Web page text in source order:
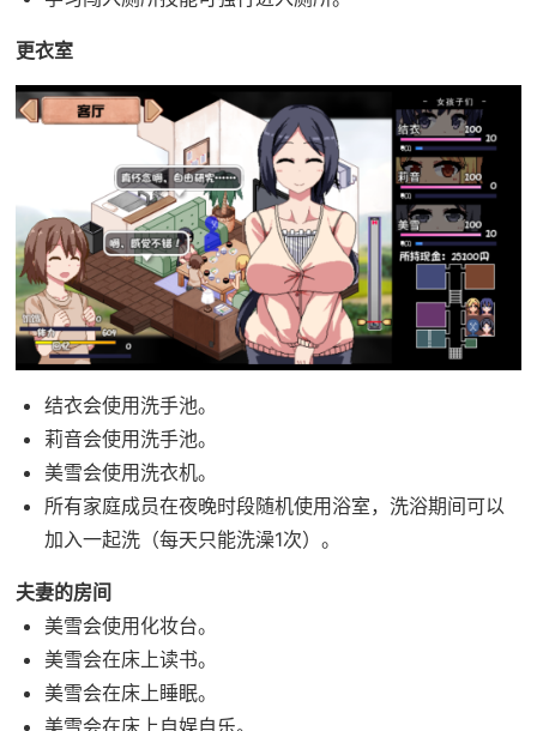
更衣室
结衣会使用洗手池。
莉音会使用洗手池。
美雪会使用洗衣机。
所有家庭成员在夜晚时段随机使用浴室，洗浴期间可以
加入一起洗（每天只能洗澡1次）。
夫妻的房间
美雪会使用化妆台。
美雪会在床上读书。
美雪会在床上睡眠。
美雪会在床上自娱自乐。